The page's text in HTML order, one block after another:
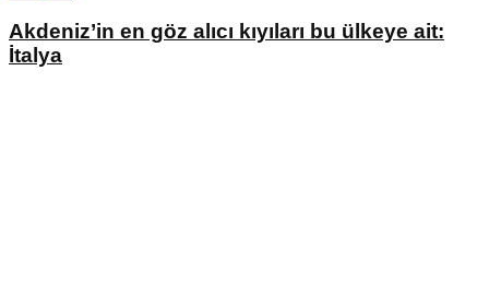
Akdeniz’in en göz alıcı kıyıları bu ülkeye ait:
İtalya